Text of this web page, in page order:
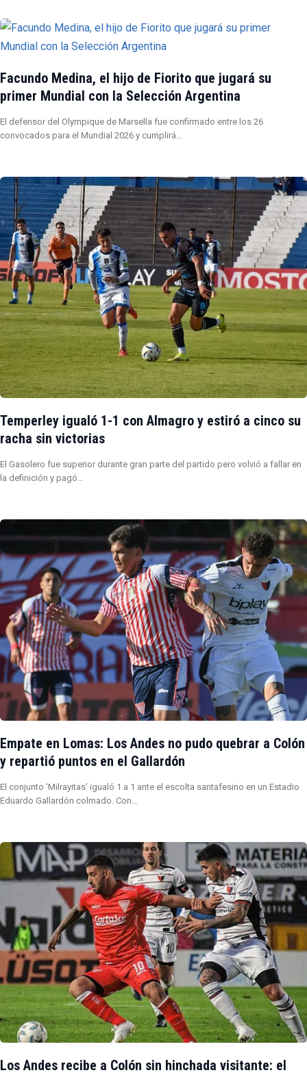
Facundo Medina, el hijo de Fiorito que jugará su
primer Mundial con la Selección Argentina
El defensor del Olympique de Marsella fue confirmado entre los 26
convocados para el Mundial 2026 y cumplirá…
Temperley igualó 1-1 con Almagro y estiró a cinco su
racha sin victorias
El Gasolero fue superior durante gran parte del partido pero volvió a fallar en
la definición y pagó…
Empate en Lomas: Los Andes no pudo quebrar a Colón
y repartió puntos en el Gallardón
El conjunto ‘Milrayitas’ igualó 1 a 1 ante el escolta santafesino en un Estadio
Eduardo Gallardón colmado. Con…
Los Andes recibe a Colón sin hinchada visitante: el